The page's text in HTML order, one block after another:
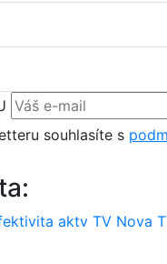
souhlasíte s
aktv TV Nova